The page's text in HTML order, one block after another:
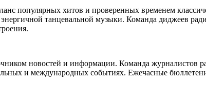
популярных хитов и проверенных временем
танцевальной музыки. Команда диджеев
новостей и информации. Команда журналистов
и международных событиях. Ежечасные